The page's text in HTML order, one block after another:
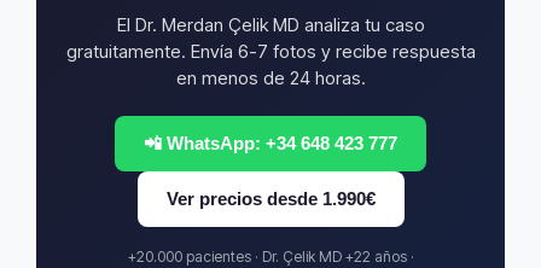
El Dr. Merdan Çelik MD analiza tu caso
gratuitamente. Envía 6-7 fotos y recibe respuesta
en menos de 24 horas.
📲 WhatsApp: +34 648 423 777
Ver precios desde 1.990€
+20.000 pacientes · Dr. Çelik MD +22 años ·